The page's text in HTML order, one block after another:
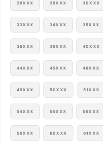
28XXX 29XXX 30XXX
33XXX 34XXX 35XXX
38XXX 39XXX 40XXX
44XXX 45XXX 46XXX
49XXX 50XXX 51XXX
54XXX 55XXX 56XXX
59XXX 60XXX 61XXX